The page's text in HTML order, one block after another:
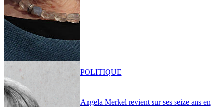
Angela Merkel revient sur ses seize ans en
POLITIQUE